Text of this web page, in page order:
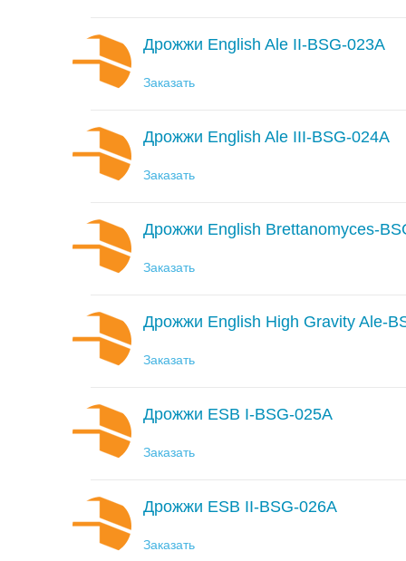
Дрожжи English Ale II-BSG-023A
Заказать
Дрожжи English Ale III-BSG-024A
Заказать
Дрожжи English Brettanomyces-
Заказать
Дрожжи English High Gravity Ale-
Заказать
Дрожжи ESB I-BSG-025A
Заказать
Дрожжи ESB II-BSG-026A
Заказать